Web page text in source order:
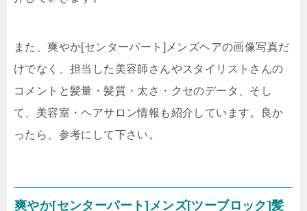
また、爽やか[センターパート]メンズヘアの画像写真だ
けでなく、担当した美容師さんやスタイリストさんの
コメントと髪量・髪質・太さ・クセのデータ、そし
て、美容室・ヘアサロン情報も紹介しています。良か
ったら、参考にして下さい。
爽やか[センターパート]メンズ[ツーブロック]髪